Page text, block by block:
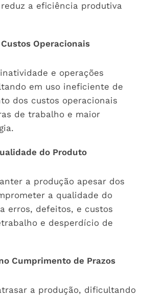
a eficiência produtiva
Operacionais
e operações
em uso ineficiente de
dos custos operacionais
de trabalho e maior
do Produto
a produção apesar dos
a qualidade do
erros, defeitos, e custos
e desperdício de
Cumprimento de Prazos
a produção, dificultando